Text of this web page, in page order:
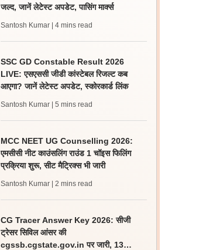
जल्द, जानें लेटेस्ट अपडेट, पासिंग मार्क्स
Santosh Kumar | 4 mins read
SSC GD Constable Result 2026
LIVE: एसएससी जीडी कांस्टेबल रिजल्ट कब
आएगा? जानें लेटेस्ट अपडेट, स्कोरकार्ड लिंक
Santosh Kumar | 5 mins read
MCC NEET UG Counselling 2026:
एमसीसी नीट काउंसलिंग राउंड 1 चॉइस फिलिंग
प्रक्रिया शुरू, सीट मैट्रिक्स भी जारी
Santosh Kumar | 2 mins read
CG Tracer Answer Key 2026: सीजी
ट्रेसर सिविल आंसर की
cgssb.cgstate.gov.in पर जारी, 13